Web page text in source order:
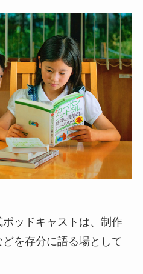
ポッドキャストは、制作
を存分に語る場として